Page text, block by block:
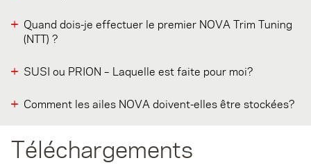
Quand dois-je effectuer le premier NOVA Trim Tuning
(NTT) ?
SUSI ou PRION ­– Laquelle est faite pour moi?
Comment les ailes NOVA doivent-elles être stockées?
Téléchargements